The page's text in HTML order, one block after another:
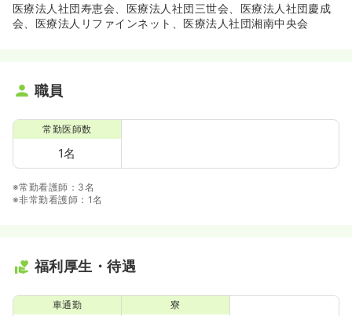
医療法人社団寿恵会、医療法人社団三世会、医療法人社団慶成
会、医療法人リファインネット、医療法人社団湘南中央会
職員
常勤医師数
1名
※常勤看護師：3名
※非常勤看護師：1名
福利厚生・待遇
車通勤 寮